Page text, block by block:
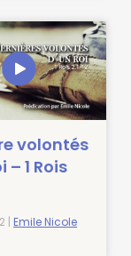
volontés
– 1 Rois
| Emile Nicole